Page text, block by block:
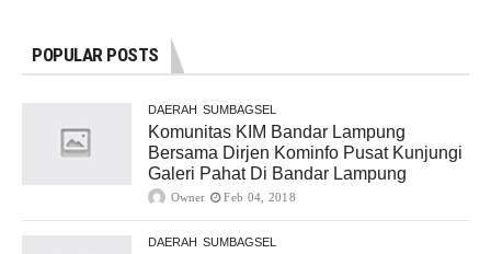
POPULAR POSTS
DAERAH SUMBAGSEL
Komunitas KIM Bandar Lampung
Bersama Dirjen Kominfo Pusat Kunjungi
Galeri Pahat Di Bandar Lampung
Owner Feb 04, 2018
DAERAH SUMBAGSEL